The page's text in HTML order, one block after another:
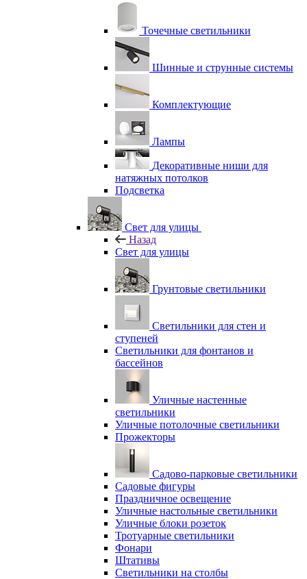
Точечные светильники
Шинные и струнные системы
Комплектующие
Лампы
Декоративные ниши для
натяжных потолков
Подсветка
Свет для улицы
Назад
Свет для улицы
Грунтовые светильники
Светильники для стен и
ступеней
Светильники для фонтанов и
бассейнов
Уличные настенные
светильники
Уличные потолочные светильники
Прожекторы
Садово-парковые светильники
Садовые фигуры
Праздничное освещение
Уличные настольные светильники
Уличные блоки розеток
Тротуарные светильники
Фонари
Штативы
Светильники на столбы